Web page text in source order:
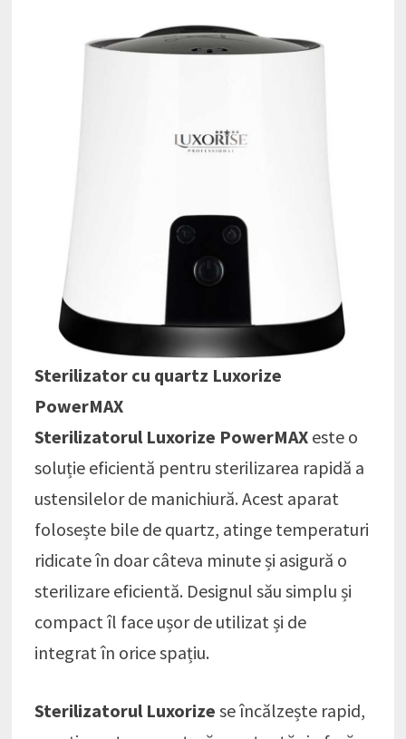
Sterilizator cu quartz Luxorize
PowerMAX
Sterilizatorul Luxorize PowerMAXeste o
soluție eficientă pentru sterilizarea rapidă a
ustensilelor de manichiură. Acest aparat
folosește bile de quartz, atinge temperaturi
ridicate în doar câteva minute și asigură o
sterilizare eficientă. Designul său simplu și
compact îl face ușor de utilizat și de
integrat în orice spațiu.
Sterilizatorul Luxorize se încălzește rapid,